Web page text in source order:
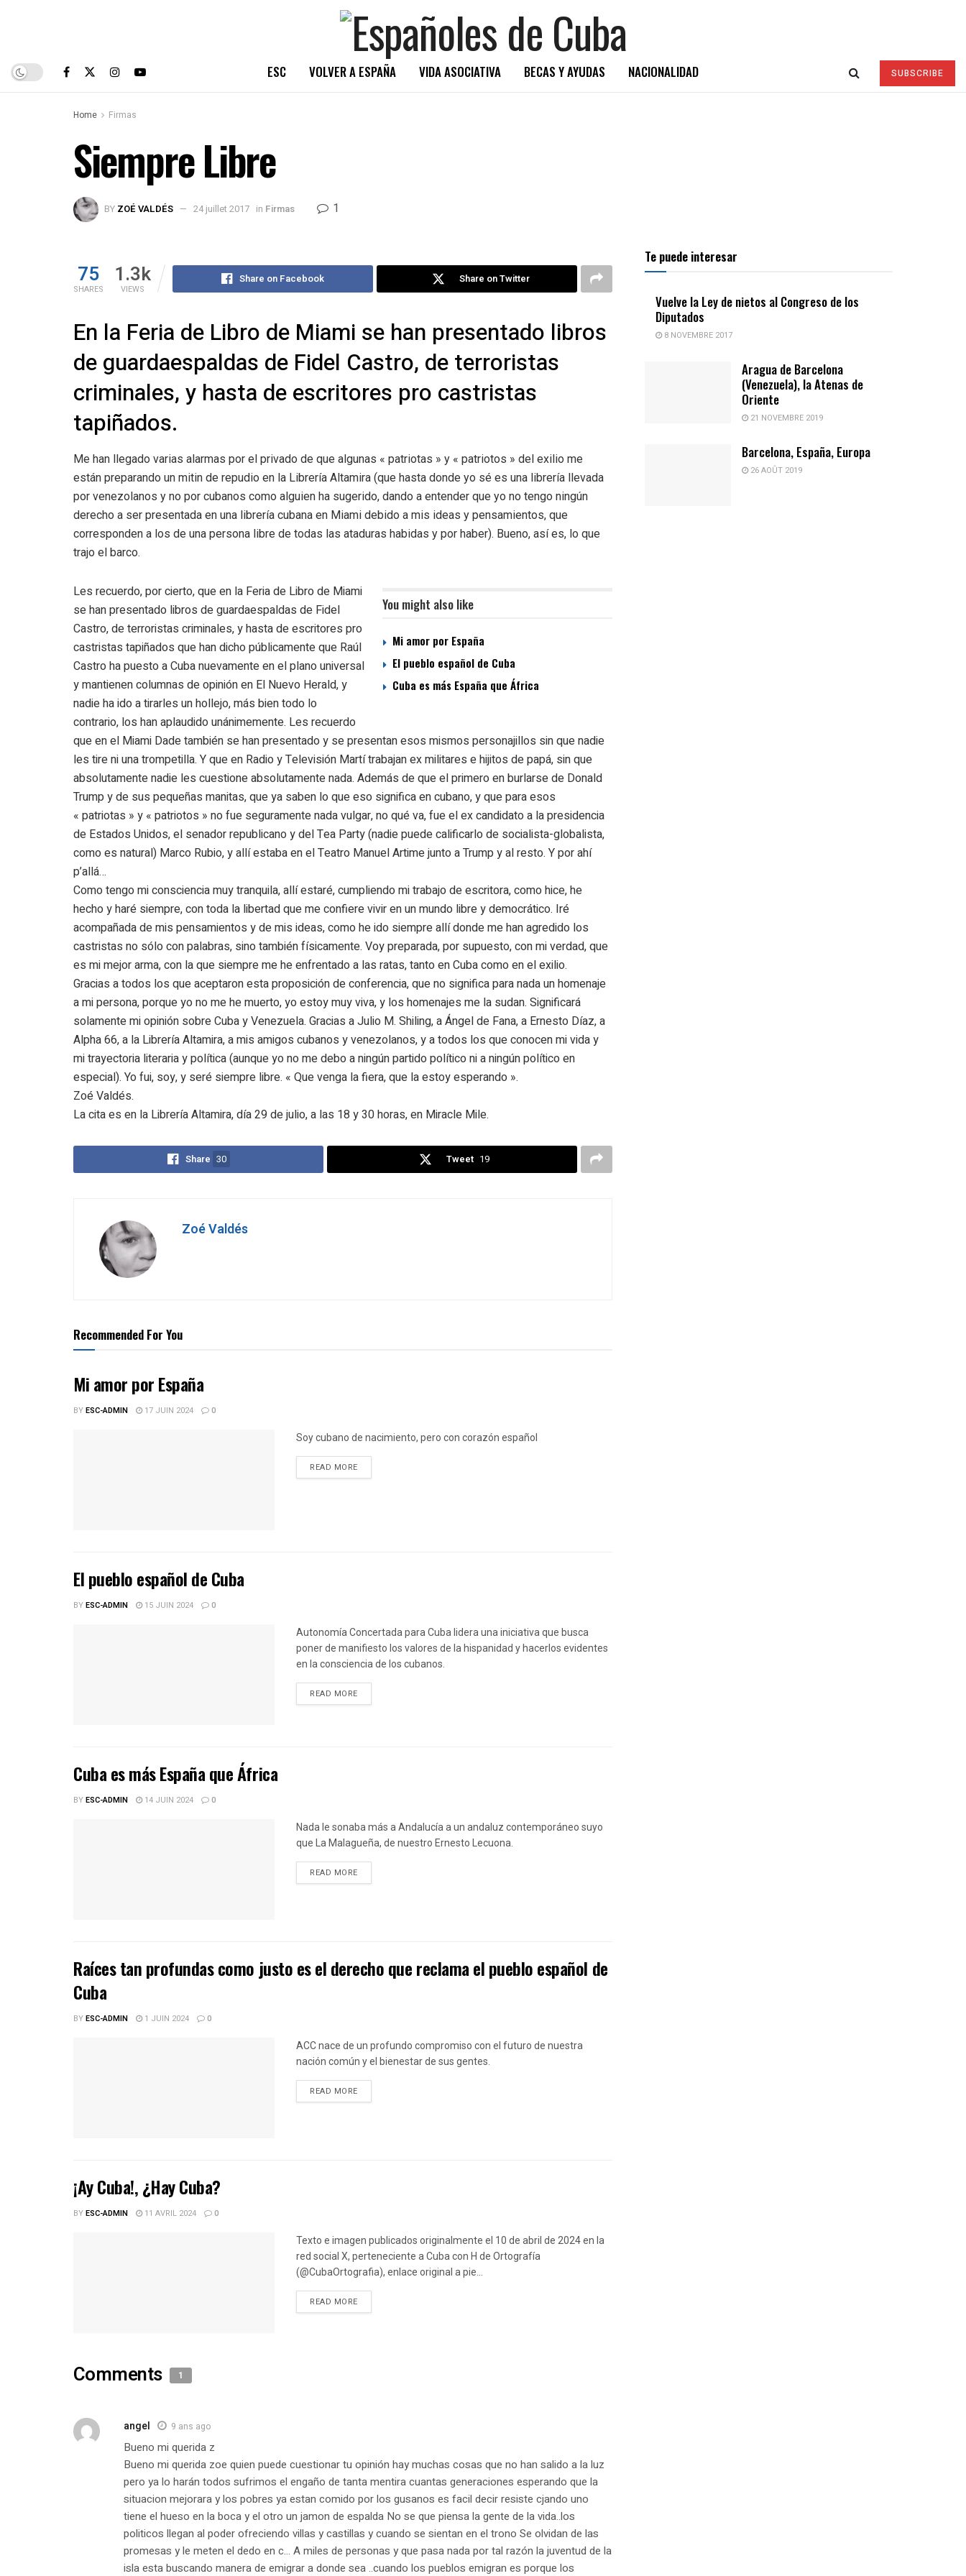
ESC VOLVER A ESPAÑA VIDA ASOCIATIVA BECAS Y AYUDAS NACIONALIDAD SUBSCRIBE
Home Firmas
Siempre Libre
BY ZOÉ VALDÉS 24 juillet 2017 in Firmas 1
75
SHARES
1.3k
VIEWS
Share on Facebook Share on Twitter
En la Feria de Libro de Miami se han presentado libros
de guardaespaldas de Fidel Castro, de terroristas
criminales, y hasta de escritores pro castristas
tapiñados.
Me han llegado varias alarmas por el privado de que algunas « patriotas » y « patriotos » del exilio me
están preparando un mitin de repudio en la Librería Altamira (que hasta donde yo sé es una librería llevada
por venezolanos y no por cubanos como alguien ha sugerido, dando a entender que yo no tengo ningún
derecho a ser presentada en una librería cubana en Miami debido a mis ideas y pensamientos, que
corresponden a los de una persona libre de todas las ataduras habidas y por haber). Bueno, así es, lo que
trajo el barco.
You might also like
Mi amor por España
El pueblo español de Cuba
Cuba es más España que África
Les recuerdo, por cierto, que en la Feria de Libro de Miami
se han presentado libros de guardaespaldas de Fidel
Castro, de terroristas criminales, y hasta de escritores pro
castristas tapiñados que han dicho públicamente que Raúl
Castro ha puesto a Cuba nuevamente en el plano universal
y mantienen columnas de opinión en El Nuevo Herald, y
nadie ha ido a tirarles un hollejo, más bien todo lo
contrario, los han aplaudido unánimemente. Les recuerdo
que en el Miami Dade también se han presentado y se presentan esos mismos personajillos sin que nadie
les tire ni una trompetilla. Y que en Radio y Televisión Martí trabajan ex militares e hijitos de papá, sin que
absolutamente nadie les cuestione absolutamente nada. Además de que el primero en burlarse de Donald
Trump y de sus pequeñas manitas, que ya saben lo que eso significa en cubano, y que para esos
« patriotas » y « patriotos » no fue seguramente nada vulgar, no qué va, fue el ex candidato a la presidencia
de Estados Unidos, el senador republicano y del Tea Party (nadie puede calificarlo de socialista-globalista,
como es natural) Marco Rubio, y allí estaba en el Teatro Manuel Artime junto a Trump y al resto. Y por ahí
p’allá…
Como tengo mi consciencia muy tranquila, allí estaré, cumpliendo mi trabajo de escritora, como hice, he
hecho y haré siempre, con toda la libertad que me confiere vivir en un mundo libre y democrático. Iré
acompañada de mis pensamientos y de mis ideas, como he ido siempre allí donde me han agredido los
castristas no sólo con palabras, sino también físicamente. Voy preparada, por supuesto, con mi verdad, que
es mi mejor arma, con la que siempre me he enfrentado a las ratas, tanto en Cuba como en el exilio.
Gracias a todos los que aceptaron esta proposición de conferencia, que no significa para nada un homenaje
a mi persona, porque yo no me he muerto, yo estoy muy viva, y los homenajes me la sudan. Significará
solamente mi opinión sobre Cuba y Venezuela. Gracias a Julio M. Shiling, a Ángel de Fana, a Ernesto Díaz, a
Alpha 66, a la Librería Altamira, a mis amigos cubanos y venezolanos, y a todos los que conocen mi vida y
mi trayectoria literaria y política (aunque yo no me debo a ningún partido político ni a ningún político en
especial). Yo fui, soy, y seré siempre libre. « Que venga la fiera, que la estoy esperando ».
Zoé Valdés.
La cita es en la Librería Altamira, día 29 de julio, a las 18 y 30 horas, en Miracle Mile.
Share 30 Tweet 19
Zoé Valdés
Recommended For You
Mi amor por España
BYESC-ADMIN 17 JUIN 2024 0
Soy cubano de nacimiento, pero con corazón español
READ MOREDETAILS
El pueblo español de Cuba
BYESC-ADMIN 15 JUIN 2024 0
Autonomía Concertada para Cuba lidera una iniciativa que busca
poner de manifiesto los valores de la hispanidad y hacerlos evidentes
en la consciencia de los cubanos.
READ MOREDETAILS
Cuba es más España que África
BYESC-ADMIN 14 JUIN 2024 0
Nada le sonaba más a Andalucía a un andaluz contemporáneo suyo
que La Malagueña, de nuestro Ernesto Lecuona.
READ MOREDETAILS
Raíces tan profundas como justo es el derecho que reclama el pueblo español de
Cuba
BYESC-ADMIN 1 JUIN 2024 0
ACC nace de un profundo compromiso con el futuro de nuestra
nación común y el bienestar de sus gentes.
READ MOREDETAILS
¡Ay Cuba!, ¿Hay Cuba?
BYESC-ADMIN 11 AVRIL 2024 0
Texto e imagen publicados originalmente el 10 de abril de 2024 en la
red social X, perteneciente a Cuba con H de Ortografía
(@CubaOrtografia), enlace original a pie...
READ MOREDETAILS
Comments 1
angel 9 ans ago
Bueno mi querida z
Bueno mi querida zoe quien puede cuestionar tu opinión hay muchas cosas que no han salido a la luz
pero ya lo harán todos sufrimos el engaño de tanta mentira cuantas generaciones esperando que la
situacion mejorara y los pobres ya estan comido por los gusanos es facil decir resiste cjando uno
tiene el hueso en la boca y el otro un jamon de espalda No se que piensa la gente de la vida..los
politicos llegan al poder ofreciendo villas y castillas y cuando se sientan en el trono Se olvidan de las
promesas y le meten el dedo en c… A miles de personas y que pasa nada por tal razón la juventud de la
isla esta buscando manera de emigrar a donde sea ..cuando los pueblos emigran es porque los
Te puede interesar
Vuelve la Ley de nietos al Congreso de los
Diputados
8 NOVEMBRE 2017
Aragua de Barcelona
(Venezuela), la Atenas de
Oriente
21 NOVEMBRE 2019
Barcelona, España, Europa
26 AOÛT 2019